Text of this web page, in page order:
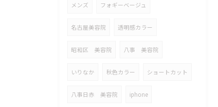
メンズ フォギーベージュ
名古屋美容院 透明感カラー
昭和区 美容院 八事 美容院
いりなか 秋色カラー ショートカット
八事日赤 美容院 iphone